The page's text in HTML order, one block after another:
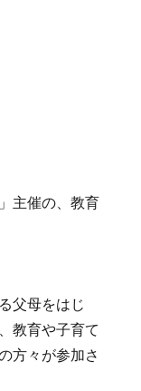
主催の、教育
父母をはじ
教育や子育て
方々が参加さ